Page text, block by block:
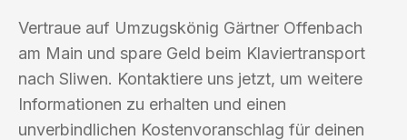
Vertraue auf Umzugskönig Gärtner Offenbach
am Main und spare Geld beim Klaviertransport
nach Sliwen. Kontaktiere uns jetzt, um weitere
Informationen zu erhalten und einen
unverbindlichen Kostenvoranschlag für deinen